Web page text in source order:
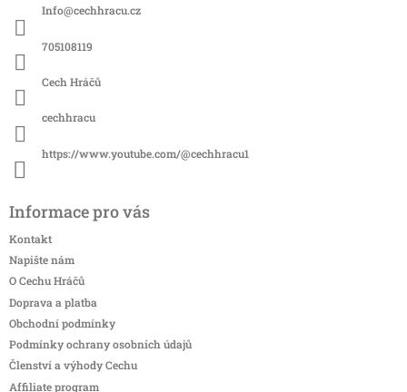
Info@cechhracu.cz
705108119
Cech Hráčů
cechhracu
https://www.youtube.com/@cechhracu1
Informace pro vás
Kontakt
Napište nám
O Cechu Hráčů
Doprava a platba
Obchodní podmínky
Podmínky ochrany osobních údajů
Členství a výhody Cechu
Affiliate program